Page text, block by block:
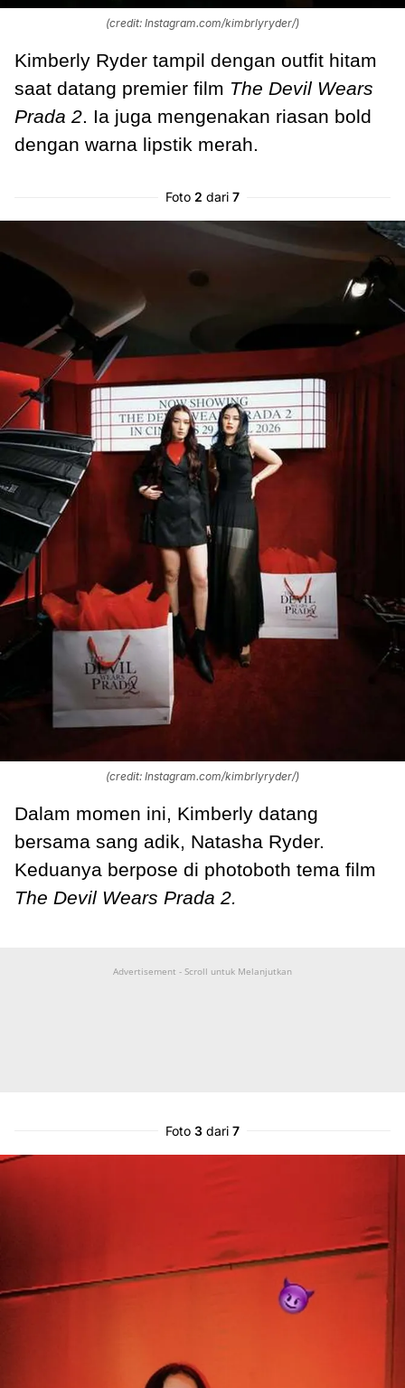
(credit: Instagram.com/kimbrlyryder/)
Kimberly Ryder tampil dengan outfit hitam
saat datang premier film The Devil Wears
Prada 2. Ia juga mengenakan riasan bold
dengan warna lipstik merah.
Foto 2 dari 7
(credit: Instagram.com/kimbrlyryder/)
Dalam momen ini, Kimberly datang
bersama sang adik, Natasha Ryder.
Keduanya berpose di photoboth tema film
The Devil Wears Prada 2.
Advertisement - Scroll untuk Melanjutkan
Foto 3 dari 7